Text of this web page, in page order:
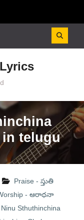
telugu
Praise - స్తుతి
- ఆరాధనా
Ninu Sthuthinchina